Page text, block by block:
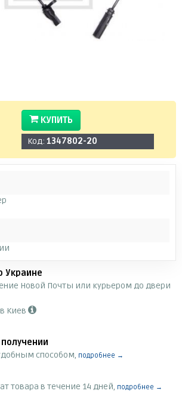
КУПИТЬ
Код: 1347802-20
Украине
Новой Почты или курьером до двери
Киев
способом, подробнее →
товара в течение 14 дней, подробнее →